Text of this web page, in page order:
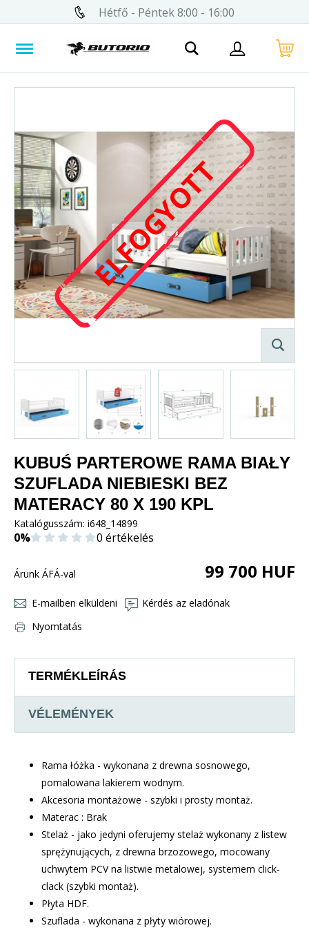
Hétfő - Péntek 8:00 - 16:00
ELFOGYOTT
KUBUŚ PARTEROWE RAMA BIAŁY
SZUFLADA NIEBIESKI BEZ
MATERACY 80 X 190 KPL
Katalógusszám: i648_14899
0% 0 értékelés
Árunk ÁFÁ-val 99 700 HUF
E-mailben elküldeni
Kérdés az eladónak
Nyomtatás
TERMÉKLEÍRÁS
VÉLEMÉNYEK
Rama łóżka - wykonana z drewna sosnowego,
pomalowana lakierem wodnym.
Akcesoria montażowe - szybki i prosty montaż.
Materac : Brak
Stelaż - jako jedyni oferujemy stelaż wykonany z listew
sprężynujących, z drewna brzozowego, mocowany
uchwytem PCV na listwie metalowej, systemem click-
clack (szybki montaż).
Płyta HDF.
Szuflada - wykonana z płyty wiórowej.